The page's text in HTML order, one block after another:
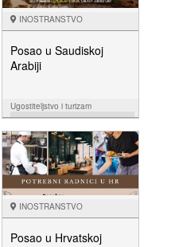
INOSTRANSTVO
Posao u Saudiskoj
Arabiji
Ugostiteljstvo i turizam
NUDIM
INOSTRANSTVO
Posao u Hrvatskoj